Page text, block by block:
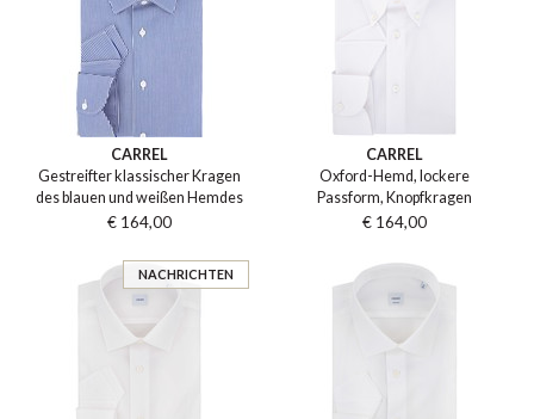
CARREL
Gestreifter klassischer Kragen
des blauen und weißen Hemdes
€ 164,00
CARREL
Oxford-Hemd, lockere
Passform, Knopfkragen
€ 164,00
NACHRICHTEN